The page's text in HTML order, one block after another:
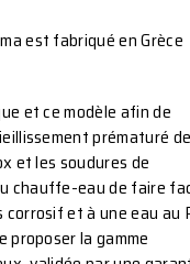
est fabriqué en Grèce
et ce modèle afin de
prématuré
et les soudures de
chauffe-eau de faire
et à une eau au
proposer la gamme